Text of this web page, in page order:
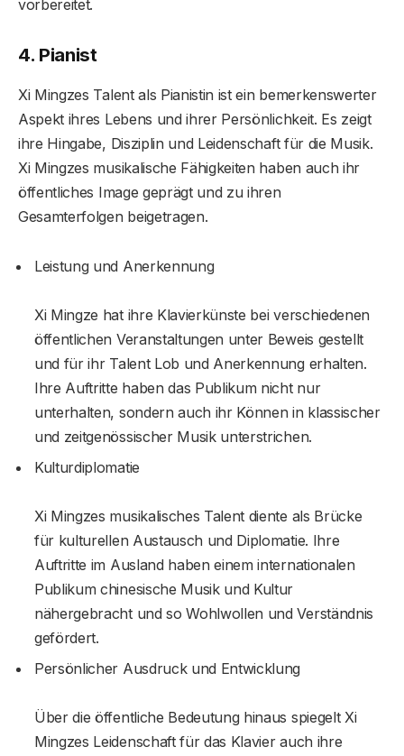
vorbereitet.
4. Pianist
Xi Mingzes Talent als Pianistin ist ein bemerkenswerter
Aspekt ihres Lebens und ihrer Persönlichkeit. Es zeigt
ihre Hingabe, Disziplin und Leidenschaft für die Musik.
Xi Mingzes musikalische Fähigkeiten haben auch ihr
öffentliches Image geprägt und zu ihren
Gesamterfolgen beigetragen.
Leistung und Anerkennung
Xi Mingze hat ihre Klavierkünste bei verschiedenen
öffentlichen Veranstaltungen unter Beweis gestellt
und für ihr Talent Lob und Anerkennung erhalten.
Ihre Auftritte haben das Publikum nicht nur
unterhalten, sondern auch ihr Können in klassischer
und zeitgenössischer Musik unterstrichen.
Kulturdiplomatie
Xi Mingzes musikalisches Talent diente als Brücke
für kulturellen Austausch und Diplomatie. Ihre
Auftritte im Ausland haben einem internationalen
Publikum chinesische Musik und Kultur
nähergebracht und so Wohlwollen und Verständnis
gefördert.
Persönlicher Ausdruck und Entwicklung
Über die öffentliche Bedeutung hinaus spiegelt Xi
Mingzes Leidenschaft für das Klavier auch ihre